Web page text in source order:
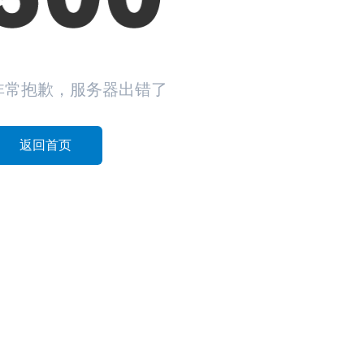
常抱歉，服务器出错了
返回首页